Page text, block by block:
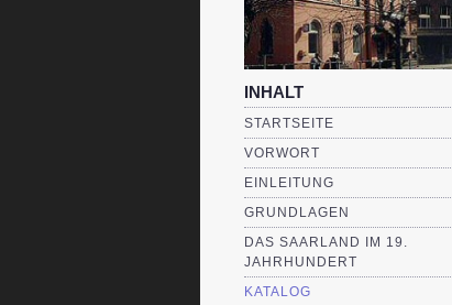
INHALT
STARTSEITE
VORWORT
EINLEITUNG
GRUNDLAGEN
DAS SAARLAND IM 19.
JAHRHUNDERT
KATALOG